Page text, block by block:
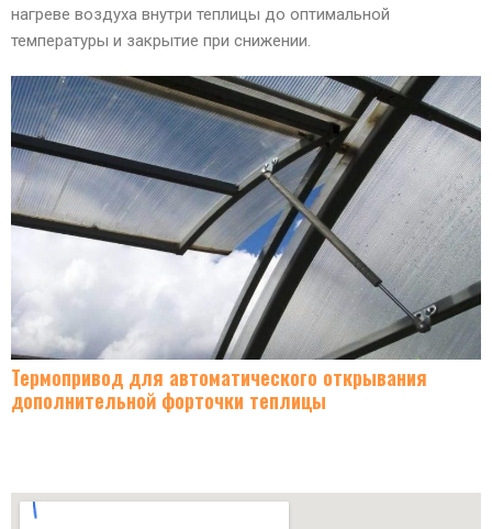
нагреве воздуха внутри теплицы до оптимальной
температуры и закрытие при снижении.
Термопривод для автоматического открывания
дополнительной форточки теплицы